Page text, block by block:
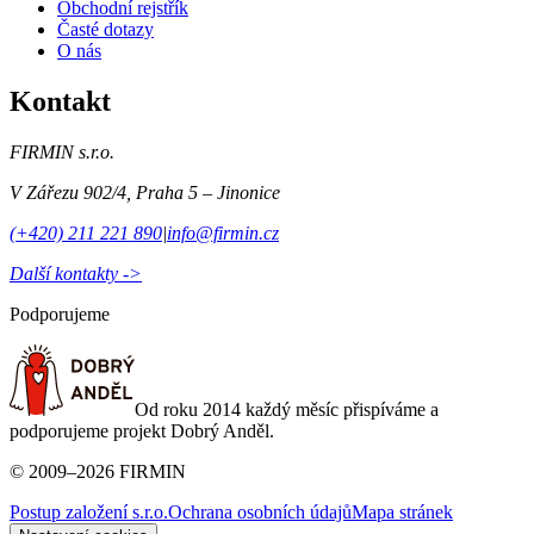
Obchodní rejstřík
Časté dotazy
O nás
Kontakt
FIRMIN s.r.o.
V Zářezu 902/4 Praha 5 – Jinonice
(+420) 211 221 890|info@firmin.cz
Další kontakty ->
Podporujeme
Od roku 2014 každý měsíc přispíváme a
podporujeme projekt Dobrý Anděl.
© 2009–2026 FIRMIN
Postup založení s.r.o.Ochrana osobních údajůMapa stránek